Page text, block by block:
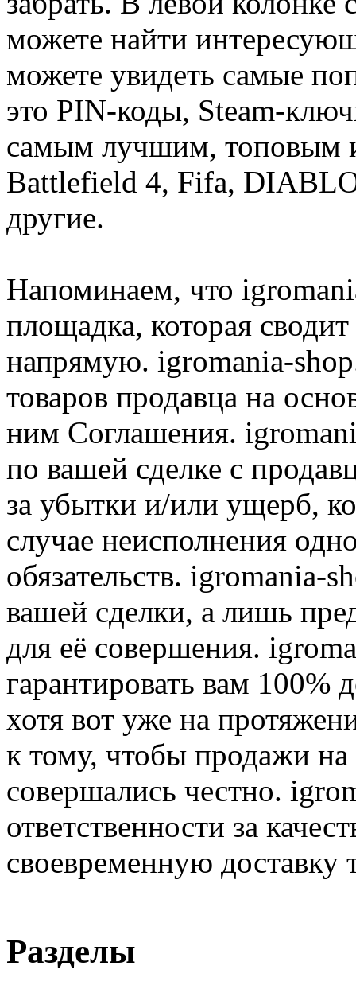
можете найти
можете увидеть самые
это PIN-коды, Steam-
самым лучшим, топовым
Battlefield 4, Fifa,
другие.
Напоминаем, что
площадка, которая
напрямую. igromania-
товаров продавца на
ним Соглашения.
по вашей сделке с
за убытки и/или ущерб,
случае неисполнения
обязательств. igromania-
вашей сделки, а лишь
для её совершения.
гарантировать вам 100%
хотя вот уже на
к тому, чтобы продажи
совершались честно.
ответственности за
своевременную доставку
Разделы